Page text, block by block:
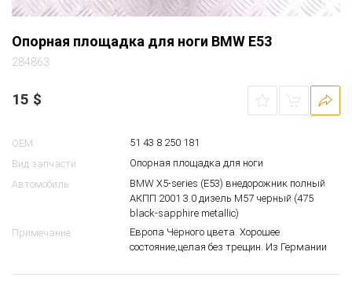
Опорная площадка для ноги BMW E53
284863
15 $
OEM
51 43 8 250 181
Вид запчасти
Опорная площадка для ноги
Автомобиль
BMW X5-series (E53) внедорожник полный
АКПП 2001 3.0 дизель M57 черный (475
black-sapphire metallic)
Примечание
Европа.Чёрного цвета. Хорошее
состояние,целая без трещин. Из Германии